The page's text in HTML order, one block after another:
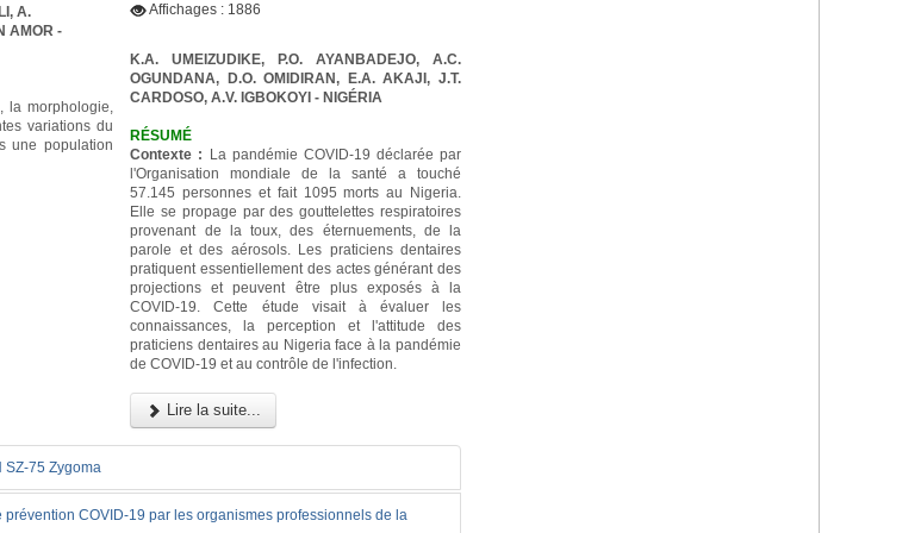
A.
AMOR -
la morphologie,
variations du
une population
Affichages : 1886
K.A. UMEIZUDIKE, P.O. AYANBADEJO, A.C.
OGUNDANA, D.O. OMIDIRAN, E.A. AKAJI, J.T.
CARDOSO, A.V. IGBOKOYI- NIGÉRIA
RÉSUMÉ
Contexte :
La pandémie COVID-19 déclarée par
l'Organisation mondiale de la santé a touché
57.145 personnes et fait 1095 morts au Nigeria.
Elle se propage par des gouttelettes respiratoires
provenant de la toux, des éternuements, de la
parole et des aérosols. Les praticiens dentaires
pratiquent essentiellement des actes générant des
projections et peuvent être plus exposés à la
COVID-19. Cette étude visait à évaluer les
connaissances, la perception et l'attitude des
praticiens dentaires au Nigeria face à la pandémie
de COVID-19 et au contrôle de l'infection.
Lire la suite...
SZ-75 Zygoma
prévention COVID-19 par les organismes professionnels de la